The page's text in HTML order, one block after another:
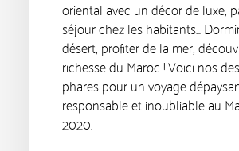
oriental avec un décor de luxe,
séjour chez les habitants…
désert, profiter de la mer,
richesse du Maroc ! Voici nos
phares pour un voyage
responsable et inoubliable au
2020.